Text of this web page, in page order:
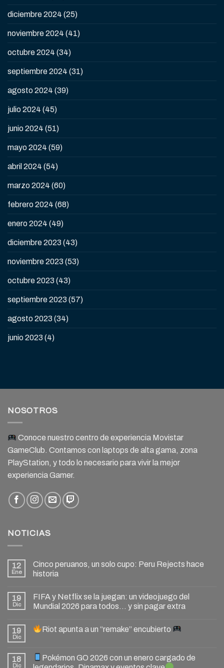
diciembre 2024 (25)
noviembre 2024 (41)
octubre 2024 (34)
septiembre 2024 (31)
agosto 2024 (39)
julio 2024 (45)
junio 2024 (51)
mayo 2024 (59)
abril 2024 (54)
marzo 2024 (60)
febrero 2024 (68)
enero 2024 (49)
diciembre 2023 (43)
noviembre 2023 (53)
octubre 2023 (43)
septiembre 2023 (57)
agosto 2023 (34)
junio 2023 (4)
NOSOTROS
Conoce nuestro centro de experiencia Movistar
GameClub. Contamos con laptops de alta gama, zona
PlayStation, y todo lo necesario para vivir la mejor
experiencia Gamer.
NOTICIAS
12
Ene
Cinco peruanos, un solo cupo: Peru Rejects hace
historia
19
Dic
FIFA y Netflix se la juegan: un videojuego del
Mundial 2026 para todos… y sin pagar extra
19
Dic
Riot apunta a un “remake” encubierto
18
Dic
Pokémon GO 2026 con un enero cargado de